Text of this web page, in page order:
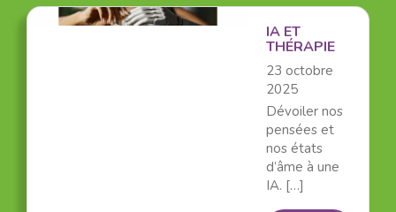
IA ET
THÉRAPIE
23 octobre
2025
Dévoiler nos
pensées et
nos états
d’âme à une
IA. […]